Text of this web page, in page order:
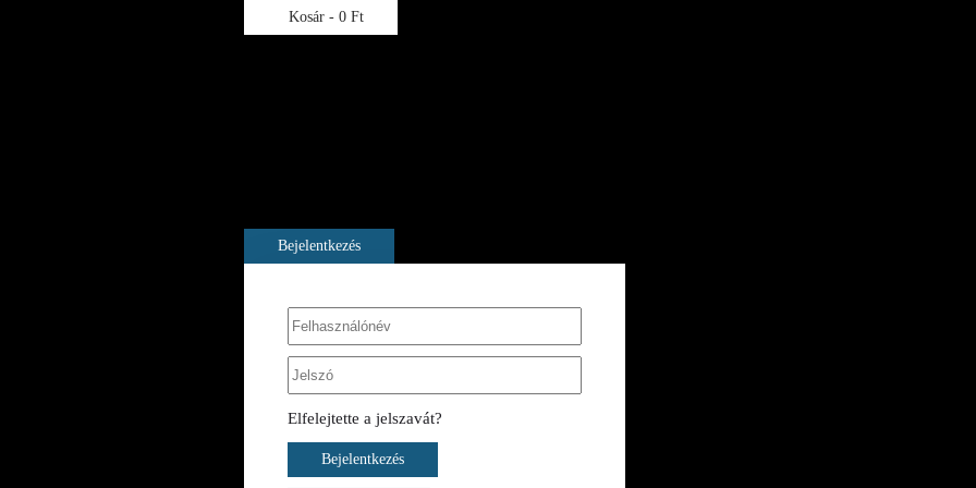
Kosár - 0 Ft
A kosara még üres
Bejelentkezés
Elfelejtette a jelszavát?
Bejelentkezés